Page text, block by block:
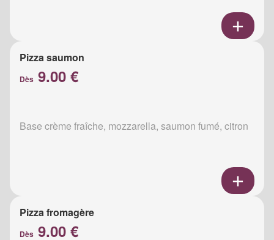
Pizza saumon
Dès 9.00 €
Base crème fraîche, mozzarella, saumon fumé, citron
Pizza fromagère
Dès 9.00 €